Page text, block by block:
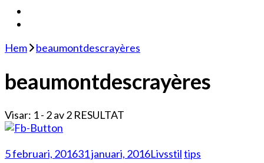
Hem beaumontdescrayères
beaumontdescrayères
Visar: 1 - 2 av 2 RESULTAT
5 februari, 201631 januari, 2016Livsstiltips